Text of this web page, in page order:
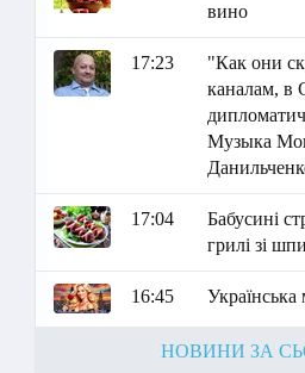
вино
17:23
"Как они
каналам,
Музыка
17:04
Бабусині
грилі зі
16:45 Українська
НОВИНИ ЗА